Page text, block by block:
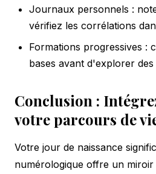
Journaux personnels :
vérifiez les corrélations
Formations progressives :
bases avant d'explorer
Conclusion :
votre parcours de
Votre jour de naissance
numérologique offre un